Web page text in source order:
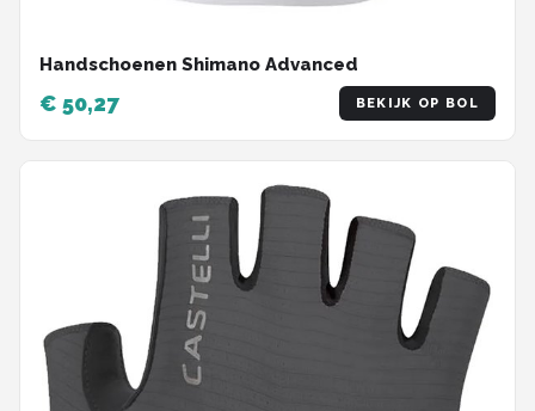
Handschoenen Shimano Advanced
€ 50,27 BEKIJK OP BOL